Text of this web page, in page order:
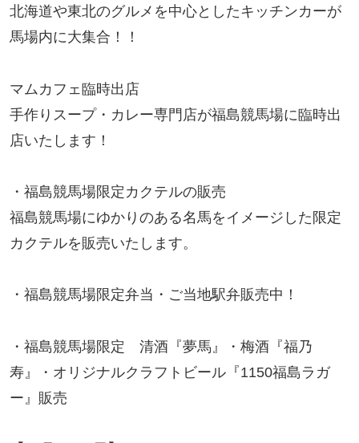
北海道や東北のグルメを中心としたキッチンカーが
馬場内に大集合！！
マムカフェ臨時出店
手作りスープ・カレー専門店が福島競馬場に臨時出
店いたします！
・福島競馬場限定カクテルの販売
福島競馬場にゆかりのある名馬をイメージした限定
カクテルを販売いたします。
・福島競馬場限定弁当・ご当地駅弁販売中！
・福島競馬場限定 清酒『夢馬』・梅酒『福乃
寿』・オリジナルクラフトビール『1150福島ラガ
ー』販売